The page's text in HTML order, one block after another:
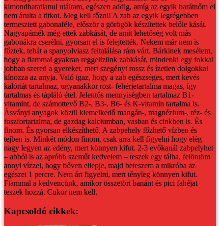
kimondhatatlanul utáltam, egészen addig, amíg az egyik barátnőm el
nem árulta a titkot. Meg kell főzni! A zab az egyik legrégebben
termesztett gabonaféle, először a görögök készítettek belőle kását.
Nagyapámék még ettek zabkását, de amit lehetőség volt más
gabonákra cserélni, gyorsan el is felejtették. Nekem már nem is
főztek, tehát a spanyolviasz feltalálása rám várt. Bárkinek mesélem,
hogy a fiammal gyakran reggelizünk zabkását, mindenki egy fokkal
jobban szereti a gyereket, mert szegényt rossz és ízetlen dolgokkal
kínozza az anyja. Való igaz, hogy a zab egészséges, mert kevés
kalóriát tartalmaz, ugyanakkor rost- fehérjetartalma magas, így
tartalmas és tápláló étel. Jelentős mennyiségben tartalmaz B1-
vitamint, de számottevő B2-, B3-, B6- és K-vitamin tartalma is.
Ásványi anyagok közül kiemelkedő mangán-, magnézium-, réz- és
foszfortartalma, de gazdag kalciumban, vasban és cinkben is. És
finom. És gyorsan elkészíthető. A zabpehely főzhető vízben és
tejben is. Minkét módon finom, csak arra kell figyelni hogy elég
nagy legyen az edény, mert könnyen kifut. 2-3 evőkanál zabpelyhet
– abból is az apróbb szeműt kedvelem – teszek egy tálba, felöntöm
annyi vízzel, hogy bőven ellepje, majd beteszem a mikróba az
egészet 1 percre. Nem árt figyelni, mert tényleg könnyen kifut.
Fiammal a kedvencünk, amikor összetört banánt és pici fahéjat
teszek hozzá. Cukor nem kell.
Kapcsoldó cikkek: